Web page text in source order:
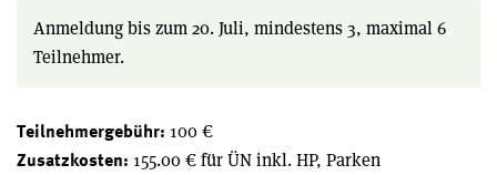
Anmeldung bis zum 20. Juli, mindestens 3, maximal 6
Teilnehmer.
Teilnehmergebühr: 100 €
Zusatzkosten: 155.00 € für ÜN inkl. HP, Parken